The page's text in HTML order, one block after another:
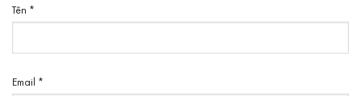
Tên *
Email *